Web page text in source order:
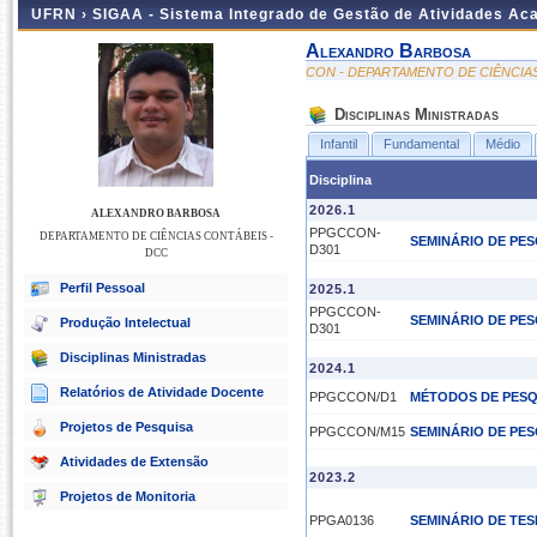
UFRN › SIGAA - Sistema Integrado de Gestão de Atividades
ALEXANDRO BARBOSA
DEPARTAMENTO DE CIÊNCIAS CONTÁBEIS -
DCC
Perfil Pessoal
Produção Intelectual
Disciplinas Ministradas
Relatórios de Atividade Docente
Projetos de Pesquisa
Atividades de Extensão
Projetos de Monitoria
Alexandro Barbosa
CON - DEPARTAMENTO DE
Disciplinas Ministradas
Infantil Fundamental Médio
Disciplina
2026.1
PPGCCON-
D301
SEMINÁRIO DE
2025.1
PPGCCON-
D301
SEMINÁRIO DE
2024.1
PPGCCON/D1
MÉTODOS DE
PPGCCON/M15 SEMINÁRIO DE
2023.2
PPGA0136 SEMINÁRIO DE